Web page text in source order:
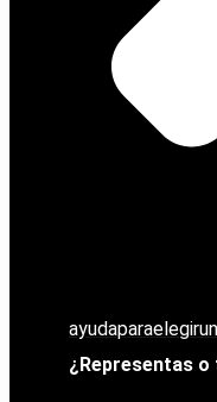
¿Representas o